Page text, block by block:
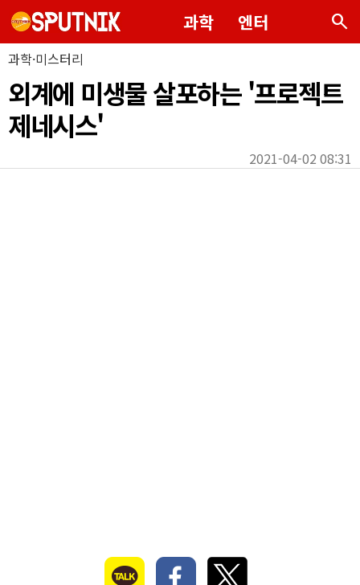
과학 엔터 search
과학·미스터리
외계에 미생물 살포하는 '프로젝트
제네시스'
2021-04-02 08:31